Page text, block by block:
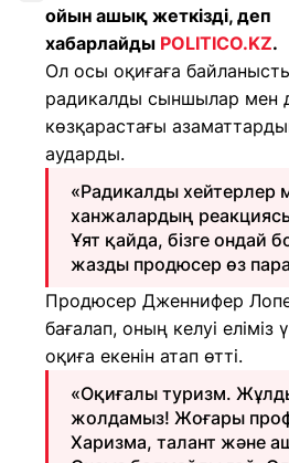
ойын ашық жеткізді, деп
хабарлайды POLITICO.KZ.
Ол осы оқиғаға
радикалды сыншылар мен
көзқарастағы
аударды.
«Радикалды хейтерлер
ханжалардың
Ұят қайда, бізге ондай
жазды продюсер өз
Продюсер Дженнифер
бағалап, оның келуі еліміз
оқиға екенін атап өтті.
«Оқиғалы туризм.
жолдамыз! Жоғары
Харизма, талант және